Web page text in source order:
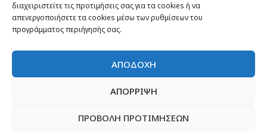
διαχειριστείτε τις προτιμήσεις σας για τα cookies ή να
απενεργοποιήσετε τα cookies μέσω των ρυθμίσεων του
προγράμματος περιήγησής σας.
ΑΠΟΔΟΧΗ
ΑΠΟΡΡΙΨΗ
ΠΡΟΒΟΛΗ ΠΡΟΤΙΜΗΣΕΩΝ
Newsletter